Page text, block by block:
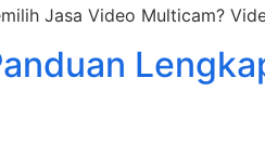
Jasa Video Multicam?